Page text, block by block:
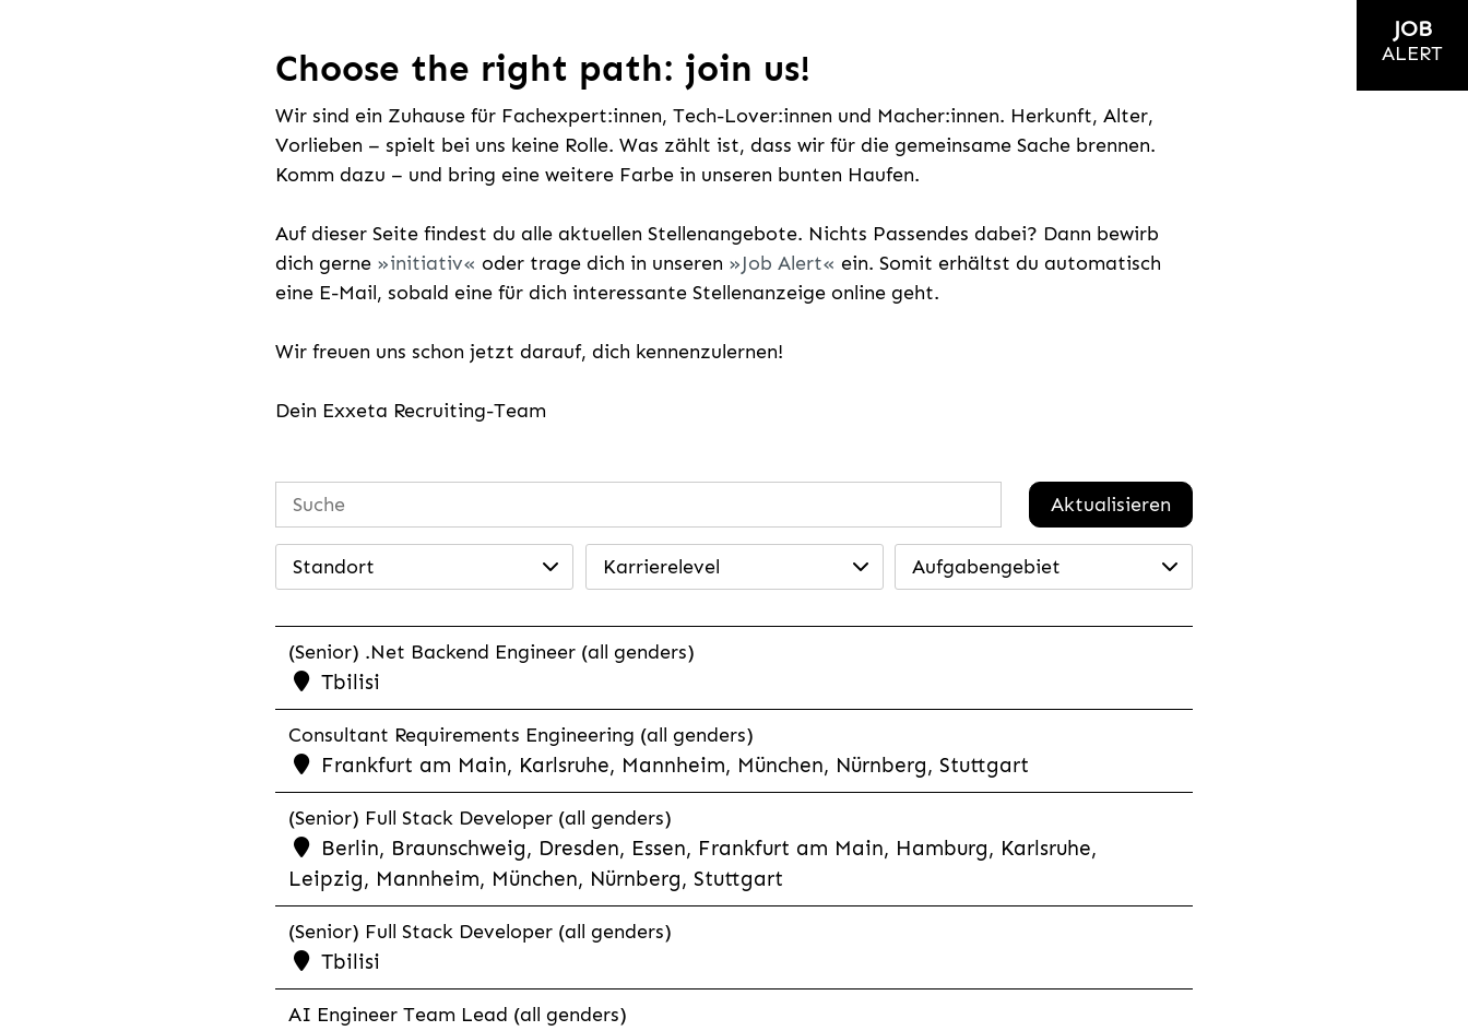
Choose the right path: join us!
Wir sind ein Zuhause für Fachexpert:innen, Tech-Lover:innen und Macher:innen. Herkunft, Alter,
Vorlieben – spielt bei uns keine Rolle. Was zählt ist, dass wir für die gemeinsame Sache brennen.
Komm dazu – und bring eine weitere Farbe in unseren bunten Haufen.
Auf dieser Seite findest du alle aktuellen Stellenangebote. Nichts Passendes dabei? Dann bewirb
dich gerne
initiativ oder trage dich in unseren Job Alert
ein. Somit erhältst du automatisch
eine E-Mail, sobald eine für dich interessante Stellenanzeige online geht.
Wir freuen uns schon jetzt darauf, dich kennenzulernen!
Dein Exxeta Recruiting-Team
Aktualisieren
Standort Karrierelevel Aufgabengebiet
(Senior) .Net Backend Engineer (all genders)
Tbilisi
Consultant Requirements Engineering (all genders)
Frankfurt am Main, Karlsruhe, Mannheim, München, Nürnberg, Stuttgart
(Senior) Full Stack Developer (all genders)
Berlin, Braunschweig, Dresden, Essen, Frankfurt am Main, Hamburg, Karlsruhe,
Leipzig, Mannheim, München, Nürnberg, Stuttgart
(Senior) Full Stack Developer (all genders)
Tbilisi
AI Engineer Team Lead (all genders)
JOB
ALERT